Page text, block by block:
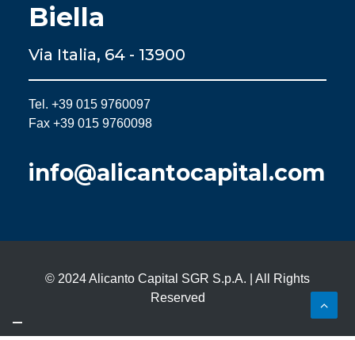
Biella
Via Italia, 64 - 13900
Tel. +39 015 9760097
Fax +39 015 9760098
info@alicantocapital.com
© 2024 Alicanto Capital SGR S.p.A. | All Rights
Reserved